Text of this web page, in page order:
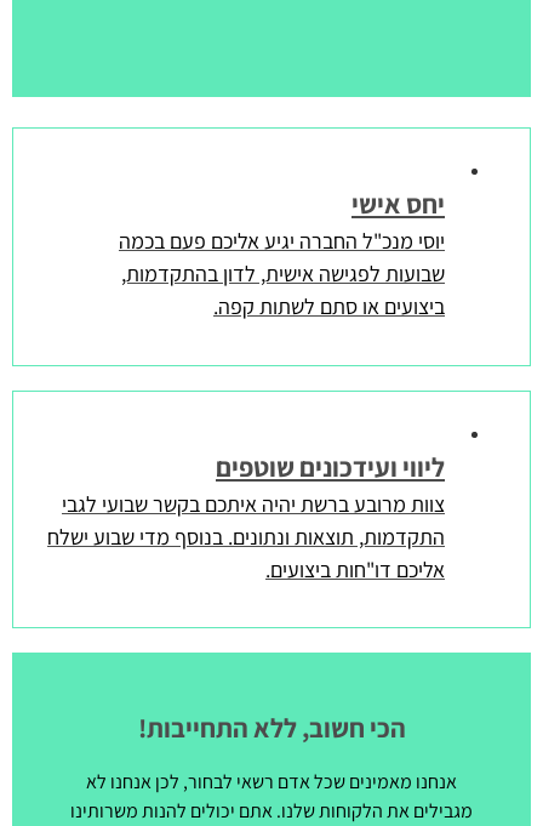
יחס אישי
יוסי מנכ"ל החברה יגיע אליכם פעם בכמה
שבועות לפגישה אישית, לדון בהתקדמות,
ביצועים או סתם לשתות קפה.
ליווי ועידכונים שוטפים
צוות מרובע ברשת יהיה איתכם בקשר שבועי לגבי
התקדמות, תוצאות ונתונים. בנוסף מדי שבוע ישלח
אליכם דו"חות ביצועים.
הכי חשוב, ללא התחייבות!
אנחנו מאמינים שכל אדם רשאי לבחור, לכן אנחנו לא
מגבילים את הלקוחות שלנו. אתם יכולים להנות משרותינו